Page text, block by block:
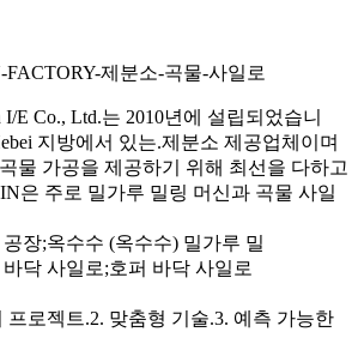
I/E Co., Ltd.는 2010년에 설립되었습니
지방에서 있는.제분소 제공업체이며
물 가공을 제공하기 위해 최선을 다하고
은 주로 밀가루 밀링 머신과 곡물 사일
장;옥수수 (옥수수) 밀가루 밀
닥 사일로;호퍼 바닥 사일로
프로젝트.2. 맞춤형 기술.3. 예측 가능한